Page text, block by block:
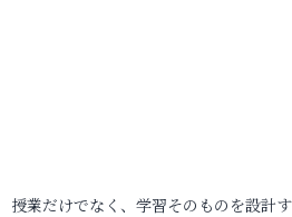
授業だけでなく、学習そのものを設計